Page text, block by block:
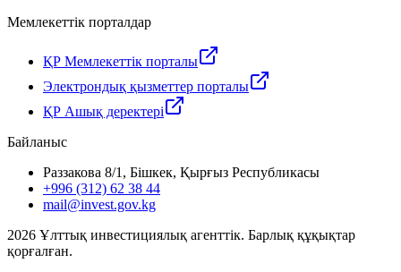
Мемлекеттік порталдар
ҚР Мемлекеттік порталы
Электрондық қызметтер порталы
ҚР Ашық деректері
Байланыс
Раззакова 8/1, Бішкек, Қырғыз Республикасы
+996 (312) 62 38 44
mail@invest.gov.kg
2026 Ұлттық инвестициялық агенттік. Барлық құқықтар
қорғалған.